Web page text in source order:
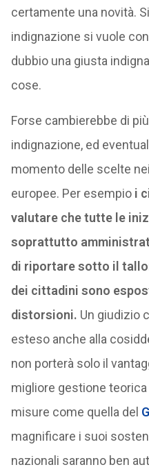
certamente una novità.
indignazione si vuole
dubbio una giusta
cose.
Forse cambierebbe di più
indignazione, ed
momento delle scelte
europee. Per esempio i
valutare che tutte le
soprattutto
di riportare sotto il
dei cittadini sono
distorsioni. Un giudizio
esteso anche alla
non porterà solo il
migliore gestione
misure come quella del
magnificare i suoi
nazionali saranno ben